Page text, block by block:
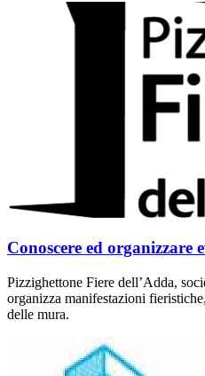
Conoscere ed organizzare
Pizzighettone Fiere dell’Adda,
organizza manifestazioni
delle mura.